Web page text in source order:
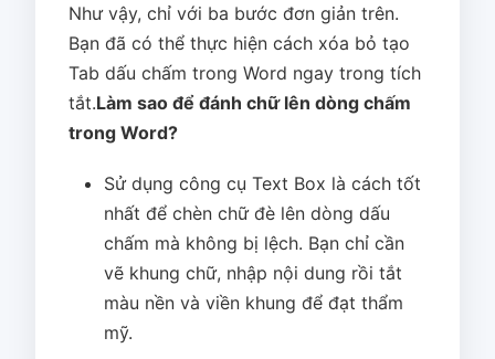
Như vậy, chỉ với ba bước đơn giản trên.
Bạn đã có thể thực hiện cách xóa bỏ tạo
Tab dấu chấm trong Word ngay trong tích
tắt.Làm sao để đánh chữ lên dòng chấm
trong Word?
Sử dụng công cụ Text Box là cách tốt
nhất để chèn chữ đè lên dòng dấu
chấm mà không bị lệch. Bạn chỉ cần
vẽ khung chữ, nhập nội dung rồi tắt
màu nền và viền khung để đạt thẩm
mỹ.